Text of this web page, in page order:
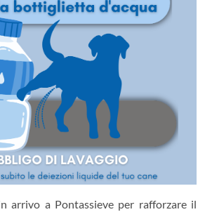
arrivo a Pontassieve per rafforzare il